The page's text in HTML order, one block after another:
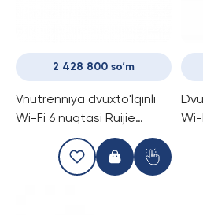
2 428 800 so‘m
Vnutrenniya dvuxto'lqinli
Wi-Fi 6 nuqtasi Ruijie
Reyee RG-RAP2266
Wi-